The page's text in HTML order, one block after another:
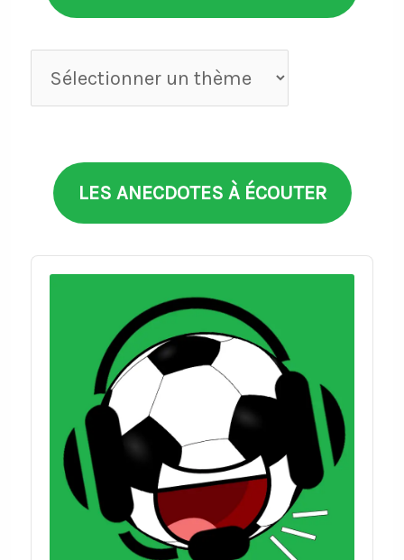
Anecdotes
par
LES ANECDOTES À ÉCOUTER
Audio
Player